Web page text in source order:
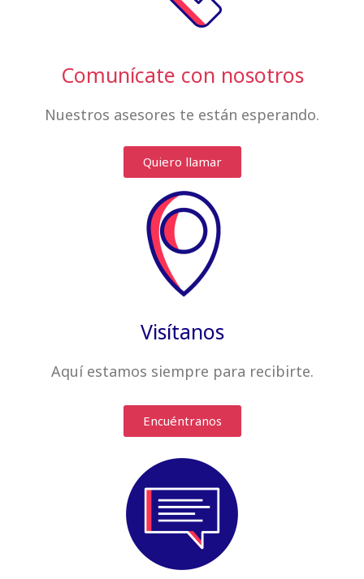
Comunícate con nosotros
Nuestros asesores te están esperando.
Quiero llamar
Visítanos
Aquí estamos siempre para recibirte.
Encuéntranos